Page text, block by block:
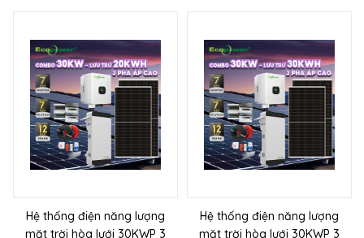
Hệ thống điện năng lượng
mặt trời hòa lưới 30KWP 3
Hệ thống điện năng lượng
mặt trời hòa lưới 30KWP 3